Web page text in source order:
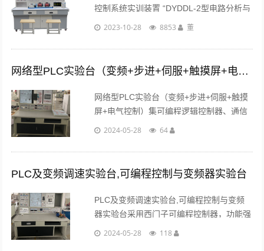
控制系统实训装置 “DYDDL-2型电路分析与
电力电子技术实验装置” 是本公司在总结国
推出的综合性实验装置，综合了目前......
2023-10-28 8853 董
网络型PLC实验台（变频+步进+伺服+触摸屏+电气控制）
网络型PLC实验台（变频+步进+伺服+触摸
屏+电气控制）集可编程逻辑控制器、通信
模块、模拟量控制模块、编程软件、工控组
控制、触摸屏控制、伺服控制等）。...
2024-05-28 64
PLC及变频调速实验台,可编程控制与变频器实验台
PLC及变频调速实验台,可编程控制与变频
器实验台采用西门子可编程控制器，功能强
大，性能优越，采用模块化设计，组合灵
2024-05-28 118